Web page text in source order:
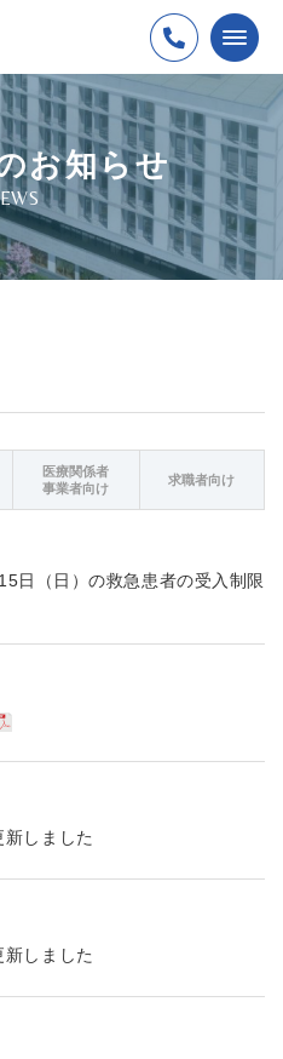
お知らせ
医療関係者
事業者向け
求職者向け
日（日）の救急患者の受入制限
しました
しました